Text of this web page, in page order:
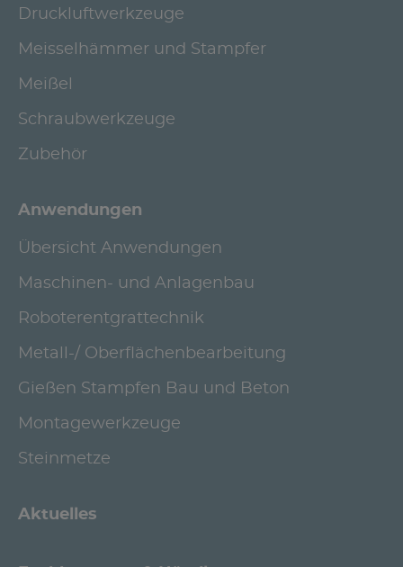
Druckluftwerkzeuge
Meisselhämmer und Stampfer
Meißel
Schraubwerkzeuge
Zubehör
Anwendungen
Übersicht Anwendungen
Maschinen- und Anlagenbau
Roboterentgrattechnik
Metall-/ Oberflächenbearbeitung
Gießen Stampfen Bau und Beton
Montagewerkzeuge
Steinmetze
Aktuelles